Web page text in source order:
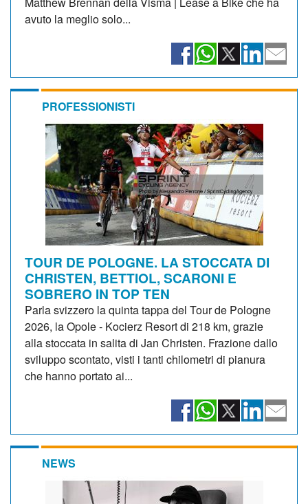
avuto la meglio solo...
PROFESSIONISTI
TOUR DE POLOGNE. LA STOCCATA DI
CHRISTEN, BETTIOL, SCARONI E
SOBRERO IN TOP TEN
Parla svizzero la quinta tappa del Tour de Pologne
2026, la Opole - Kocierz Resort di 218 km, grazie
alla stoccata in salita di Jan Christen. Frazione dallo
sviluppo scontato, visti i tanti chilometri di pianura
che hanno portato ai...
NEWS